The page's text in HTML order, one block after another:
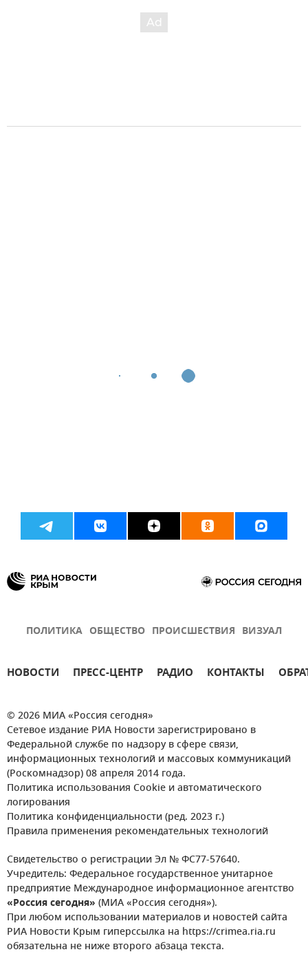
ПОЛИТИКА ОБЩЕСТВО ПРОИСШЕСТВИЯ ВИЗУАЛ
НОВОСТИ ПРЕСС-ЦЕНТР РАДИО КОНТАКТЫ
© 2026 МИА «Россия сегодня»
Сетевое издание РИА Новости зарегистрировано в
Федеральной службе по надзору в сфере связи,
информационных технологий и массовых коммуникаций
(Роскомнадзор) 08 апреля 2014 года.
Политика использования Cookie и автоматического
логирования
Политика конфиденциальности (ред. 2023 г.)
Правила применения рекомендательных технологий
Свидетельство о регистрации Эл № ФС77-57640.
Учредитель: Федеральное государственное унитарное
предприятие Международное информационное агентство
«Россия сегодня» (МИА «Россия сегодня»).
При любом использовании материалов и новостей сайта
РИА Новости Крым гиперссылка на https://crimea.ria.ru
обязательна не ниже второго абзаца текста.